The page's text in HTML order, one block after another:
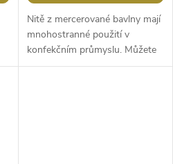
Nitě z mercerované bavlny mají
mnohostranné použití v
konfekčním průmyslu. Můžete
je použít na šití pletenin, prádla,